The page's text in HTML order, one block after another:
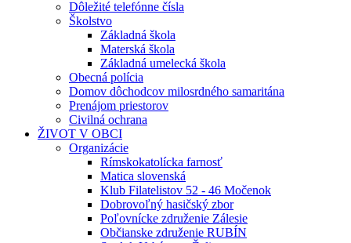
Dôležité telefónne čísla
Školstvo
Základná škola
Materská škola
Základná umelecká škola
Obecná polícia
Domov dôchodcov milosrdného samaritána
Prenájom priestorov
Civilná ochrana
ŽIVOT V OBCI
Organizácie
Rímskokatolícka farnosť
Matica slovenská
Klub Filatelistov 52 - 46 Močenok
Dobrovoľný hasičský zbor
Poľovnícke združenie Zálesie
Občianske združenie RUBÍN